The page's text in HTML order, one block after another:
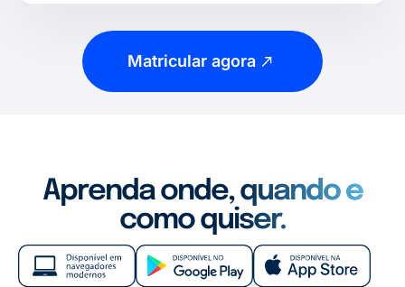
Matricular agora
Aprenda onde, quando e
como quiser.